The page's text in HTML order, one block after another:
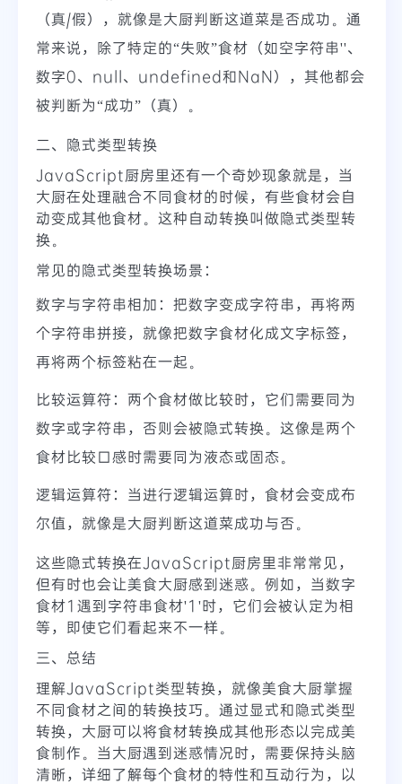
（真/假），就像是大厨判断这道菜是否成功。通
常来说，除了特定的“失败”食材（如空字符串''、
数字0、null、undefined和NaN），其他都会
被判断为“成功”（真）。
二、隐式类型转换
JavaScript厨房里还有一个奇妙现象就是，当
大厨在处理融合不同食材的时候，有些食材会自
动变成其他食材。这种自动转换叫做隐式类型转
换。
常见的隐式类型转换场景：
数字与字符串相加：把数字变成字符串，再将两
个字符串拼接，就像把数字食材化成文字标签，
再将两个标签粘在一起。
比较运算符：两个食材做比较时，它们需要同为
数字或字符串，否则会被隐式转换。这像是两个
食材比较口感时需要同为液态或固态。
逻辑运算符：当进行逻辑运算时，食材会变成布
尔值，就像是大厨判断这道菜成功与否。
这些隐式转换在JavaScript厨房里非常常见，
但有时也会让美食大厨感到迷惑。例如，当数字
食材1遇到字符串食材'1'时，它们会被认定为相
等，即使它们看起来不一样。
三、总结
理解JavaScript类型转换，就像美食大厨掌握
不同食材之间的转换技巧。通过显式和隐式类型
转换，大厨可以将食材转换成其他形态以完成美
食制作。当大厨遇到迷惑情况时，需要保持头脑
清晰，详细了解每个食材的特性和互动行为，以